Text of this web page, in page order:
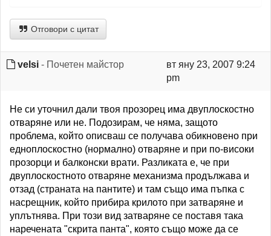
Отговори с цитат
velsi - Почетен майстор
вт яну 23, 2007 9:24
pm
Не си уточнил дали твоя прозорец има двуплоскостно
отваряне или не. Подозирам, че няма, защото
проблема, който описваш се получава обикновено при
едноплоскостно (нормално) отваряне и при по-високи
прозорци и балконски врати. Разликата е, че при
двуплоскостното отваряне механизма продължава и
отзад (страната на пантите) и там също има пъпка с
насрещник, който прибира крилото при затваряне и
уплътнява. При този вид затваряне се поставя така
наречената "скрита панта", която също може да се